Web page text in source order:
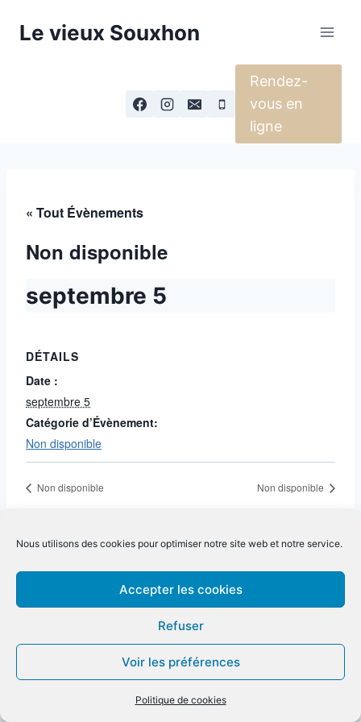
Nous utilisons des cookies pour optimiser notre site web et notre service.
Accepter les cookies
Refuser
Voir les préférences
Politique de cookies
Le vieux Souxhon
Rendez-
vous en
ligne
« Tout Évènements
Non disponible
septembre 5
DÉTAILS
Date :
septembre 5
Catégorie d’Évènement:
Non disponible
Non disponible Non disponible